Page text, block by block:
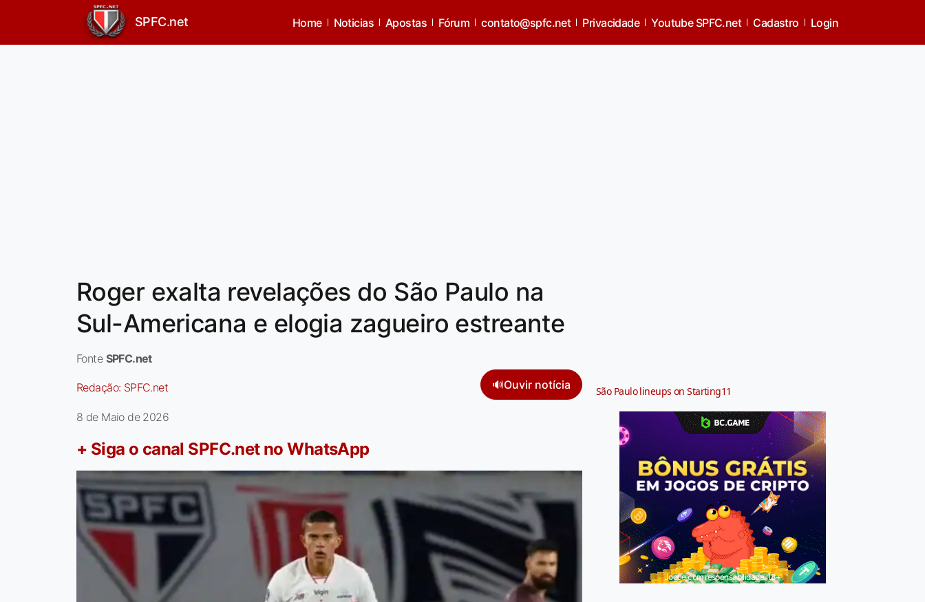
SPFC.net Home Noticias Apostas Fórum contato@spfc.net Privacidade Youtube SPFC.net Cadastro Login
Roger exalta revelações do São Paulo na
Sul-Americana e elogia zagueiro estreante
Fonte SPFC.net
Redação: SPFC.net 🔊Ouvir notícia
8 de Maio de 2026
+ Siga o canal SPFC.net no WhatsApp
São Paulo lineups on Starting11
Jogue com responsabilidade. 18+